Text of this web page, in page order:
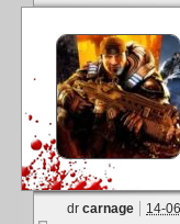
dr carnage 14-